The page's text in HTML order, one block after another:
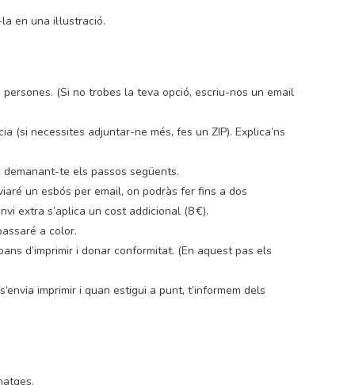
en una il·lustració.
(Si no trobes la teva opció, escriu-nos un email
(si necessites adjuntar-ne més, fes un ZIP). Explica’ns
te els passos següents.
un esbós per email, on podràs fer fins a dos
extra s’aplica un cost addicional (8 €).
a color.
d’imprimir i donar conformitat. (En aquest pas els
imprimir i quan estigui a punt, t’informem dels